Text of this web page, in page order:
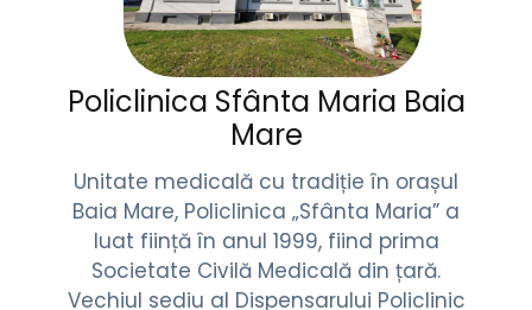
Policlinica Sfânta Maria Baia
Mare
Unitate medicală cu tradiție în orașul
Baia Mare, Policlinica „Sfânta Maria” a
luat ființă în anul 1999, fiind prima
Societate Civilă Medicală din țară.
Vechiul sediu al Dispensarului Policlinic